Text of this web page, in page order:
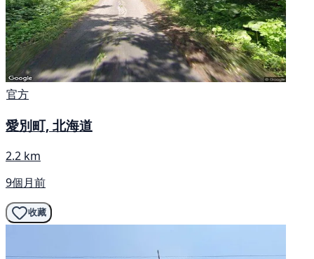
官方
愛別町, 北海道
2.2 km
9個月前
收藏